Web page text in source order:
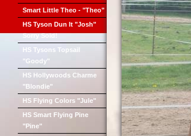
Smart Little Theo - "Theo"
HS Tyson Dun It "Josh"
Sorry Sold!
HS Tysons Topsail
"Goody"
HS Hollywoods Charme
"Blondie"
HS Flying Colors "Jule"
HS Smart Flying Pine
"Pine"